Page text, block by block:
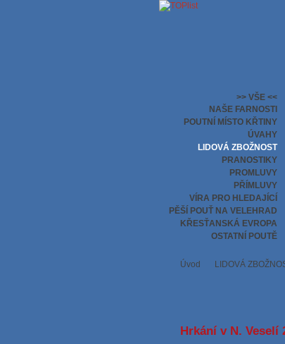
>> VŠE <<
NAŠE FARNOSTI
POUTNÍ MÍSTO KŘTINY
ÚVAHY
LIDOVÁ ZBOŽNOST
PRANOSTIKY
PROMLUVY
PŘÍMLUVY
VÍRA PRO HLEDAJÍCÍ
PĚŠÍ POUŤ NA VELEHRAD
KŘESŤANSKÁ EVROPA
OSTATNÍ POUTĚ
Úvod LIDOVÁ
Hrkání v N. Veselí